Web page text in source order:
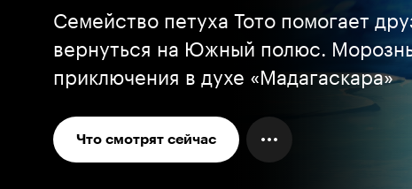
Семейство петуха Тото помогает
вернуться на Южный полюс.
приключения в духе «Мадагаскара»
Что смотрят сейчас